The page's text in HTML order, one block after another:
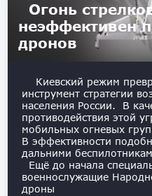
Огонь
неэффективен
дронов
Киевский режим
инструмент стратегии
населения России. В
противодействия этой
мобильных огневых
В эффективности
дальними
Ещё до начала
военнослужащие
дроны